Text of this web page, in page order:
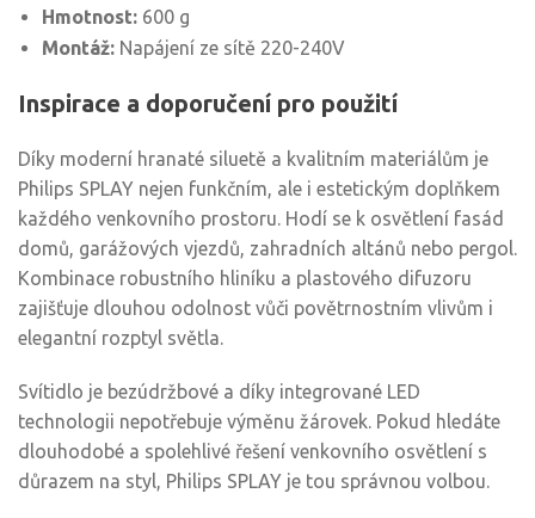
Hmotnost: 600 g
Montáž: Napájení ze sítě 220-240V
Inspirace a doporučení pro použití
Díky moderní hranaté siluetě a kvalitním materiálům je
Philips SPLAY nejen funkčním, ale i estetickým doplňkem
každého venkovního prostoru. Hodí se k osvětlení fasád
domů, garážových vjezdů, zahradních altánů nebo pergol.
Kombinace robustního hliníku a plastového difuzoru
zajišťuje dlouhou odolnost vůči povětrnostním vlivům i
elegantní rozptyl světla.
Svítidlo je bezúdržbové a díky integrované LED
technologii nepotřebuje výměnu žárovek. Pokud hledáte
dlouhodobé a spolehlivé řešení venkovního osvětlení s
důrazem na styl, Philips SPLAY je tou správnou volbou.